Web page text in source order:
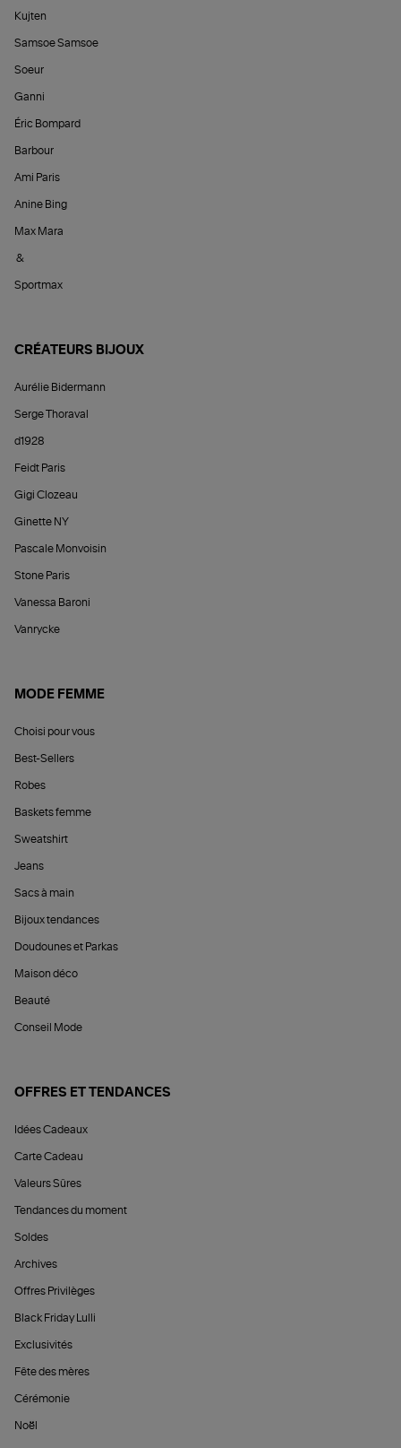
Kujten
Samsoe Samsoe
Soeur
Ganni
Éric Bompard
Barbour
Ami Paris
Anine Bing
Max Mara
&
Sportmax
CRÉATEURS BIJOUX
Aurélie Bidermann
Serge Thoraval
d1928
Feidt Paris
Gigi Clozeau
Ginette NY
Pascale Monvoisin
Stone Paris
Vanessa Baroni
Vanrycke
MODE FEMME
Choisi pour vous
Best-Sellers
Robes
Baskets femme
Sweatshirt
Jeans
Sacs à main
Bijoux tendances
Doudounes et Parkas
Maison déco
Beauté
Conseil Mode
OFFRES ET TENDANCES
Idées Cadeaux
Carte Cadeau
Valeurs Sûres
Tendances du moment
Soldes
Archives
Offres Privilèges
Black Friday Lulli
Exclusivités
Fête des mères
Cérémonie
Noël